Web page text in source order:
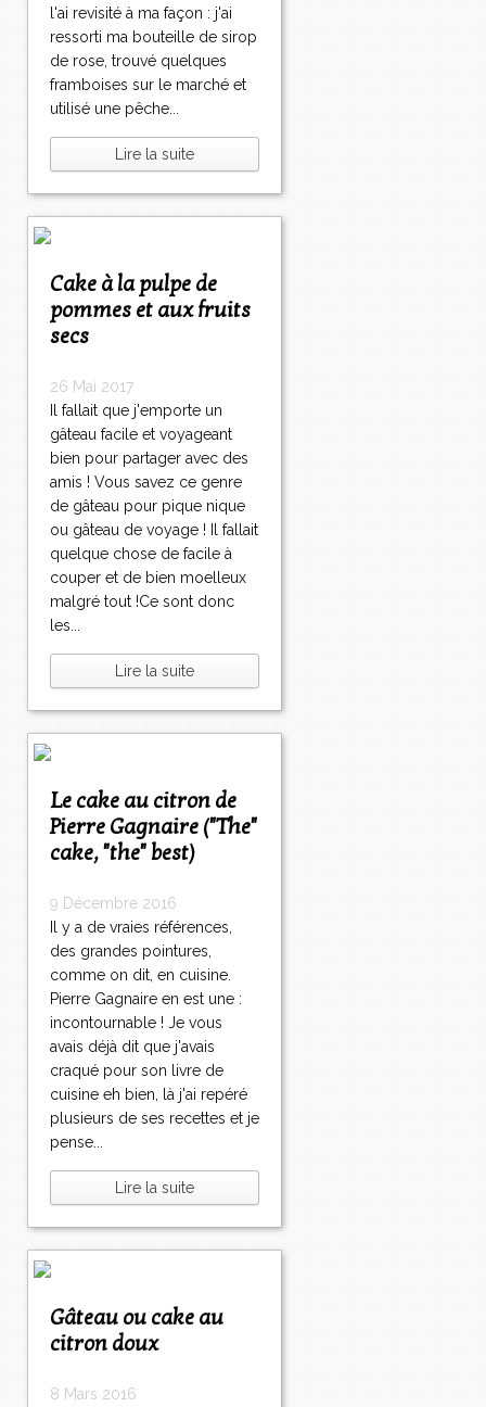
l'ai revisité à ma façon : j'ai
ressorti ma bouteille de sirop
de rose, trouvé quelques
framboises sur le marché et
utilisé une pêche...
Lire la suite
Cake à la pulpe de
pommes et aux fruits
secs
26 Mai 2017
Il fallait que j'emporte un
gâteau facile et voyageant
bien pour partager avec des
amis ! Vous savez ce genre
de gâteau pour pique nique
ou gâteau de voyage ! Il fallait
quelque chose de facile à
couper et de bien moelleux
malgré tout !Ce sont donc
les...
Lire la suite
Le cake au citron de
Pierre Gagnaire ("The"
cake, "the" best)
9 Décembre 2016
Il y a de vraies références,
des grandes pointures,
comme on dit, en cuisine.
Pierre Gagnaire en est une :
incontournable ! Je vous
avais déjà dit que j'avais
craqué pour son livre de
cuisine eh bien, là j'ai repéré
plusieurs de ses recettes et je
pense...
Lire la suite
Gâteau ou cake au
citron doux
8 Mars 2016